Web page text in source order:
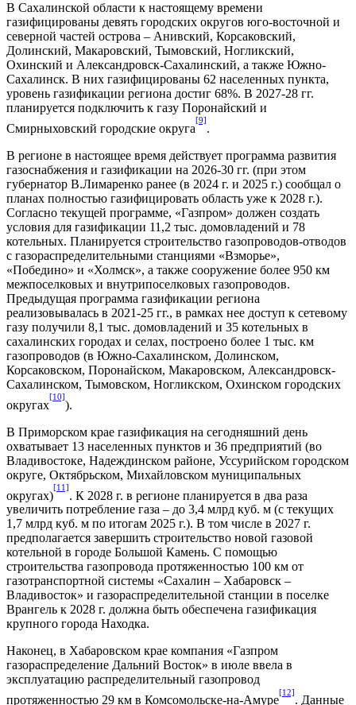
В Сахалинской области к настоящему времени
газифицированы девять городских округов юго-восточной и
северной частей острова – Анивский, Корсаковский,
Долинский, Макаровский, Тымовский, Ногликский,
Охинский и Александровск-Сахалинский, а также Южно-
Сахалинск. В них газифицированы 62 населенных пункта,
уровень газификации региона достиг 68%. В 2027-28 гг.
планируется подключить к газу Поронайский и
Смирныховский городские округа
[9]
.
В регионе в настоящее время действует программа развития
газоснабжения и газификации на 2026-30 гг. (при этом
губернатор В.Лимаренко ранее (в 2024 г. и 2025 г.) сообщал о
планах полностью газифицировать область уже к 2028 г.).
Согласно текущей программе, «Газпром» должен создать
условия для газификации 11,2 тыс. домовладений и 78
котельных. Планируется строительство газопроводов-отводов
с газораспределительными станциями «Взморье»,
«Победино» и «Холмск», а также сооружение более 950 км
межпоселковых и внутрипоселковых газопроводов.
Предыдущая программа газификации региона
реализовывалась в 2021-25 гг., в рамках нее доступ к сетевому
газу получили 8,1 тыс. домовладений и 35 котельных в
сахалинских городах и селах, построено более 1 тыс. км
газопроводов (в Южно-Сахалинском, Долинском,
Корсаковском, Поронайском, Макаровском, Александровск-
Сахалинском, Тымовском, Ногликском, Охинском городских
округах
[10]
).
В Приморском крае газификация на сегодняшний день
охватывает 13 населенных пунктов и 36 предприятий (во
Владивостоке, Надеждинском районе, Уссурийском городском
округе, Октябрьском, Михайловском муниципальных
округах)
[11]
. К 2028 г. в регионе планируется в два раза
увеличить потребление газа – до 3,4 млрд куб. м (с текущих
1,7 млрд куб. м по итогам 2025 г.). В том числе в 2027 г.
предполагается завершить строительство новой газовой
котельной в городе Большой Камень. С помощью
строительства газопровода протяженностью 100 км от
газотранспортной системы «Сахалин – Хабаровск –
Владивосток» и газораспределительной станции в поселке
Врангель к 2028 г. должна быть обеспечена газификация
крупного города Находка.
Наконец, в Хабаровском крае компания «Газпром
газораспределение Дальний Восток» в июле ввела в
эксплуатацию распределительный газопровод
протяженностью 29 км в Комсомольске-на-Амуре
[12]
. Данные